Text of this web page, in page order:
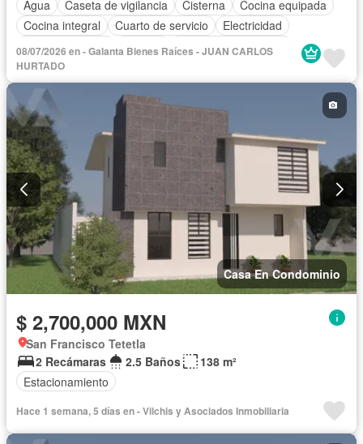
Agua
Caseta de vigilancia Cisterna
Cocina equipada
Cocina integral
Cuarto de servicio
Electricidad
Estacionamiento
Internet
Recámara con closet
Seguridad
08/07/2026 en - Galanta Bienes Raíces - JUAN CARLOS
HURTADO
Casa En Condominio
$ 2,700,000 MXN
San Francisco Tetetla
2 Recámaras
2.5 Baños
138 m²
Estacionamiento
Hace 1 semana, 5 días en - Vilchis y Asociados Inmobiliaria